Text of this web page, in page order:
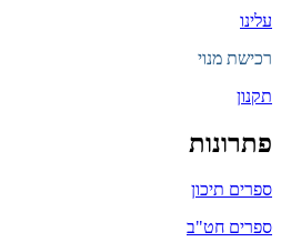
עלינו
רכישת מנוי
תקנון
פתרונות
ספרים תיכון
ספרים חט"ב